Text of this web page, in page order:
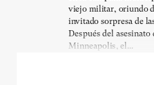
viejo militar, oriundo
invitado sorpresa de
Después del asesinato
Minneapolis, el...